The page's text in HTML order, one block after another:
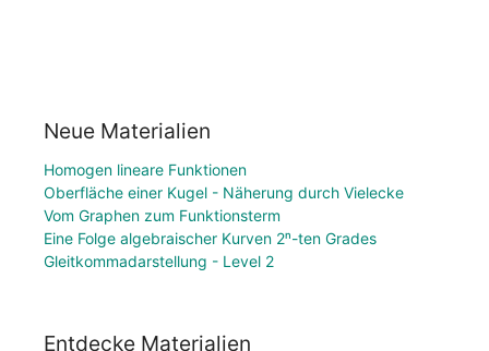
Neue Materialien
Homogen lineare Funktionen
Oberfläche einer Kugel - Näherung durch Vielecke
Vom Graphen zum Funktionsterm
Eine Folge algebraischer Kurven 2ⁿ-ten Grades
Gleitkommadarstellung - Level 2
Entdecke Materialien